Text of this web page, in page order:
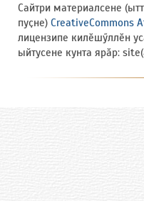
Сайтри материалсене
пуҫне) CreativeCommons
лицензипе килӗшӳллӗн
ыйтусене кунта ярӑр: